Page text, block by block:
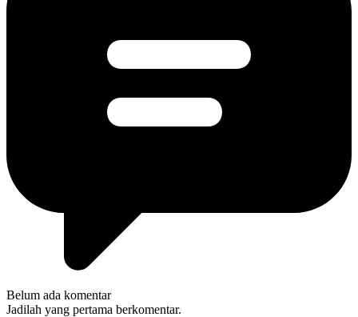
Belum ada komentar
Jadilah yang pertama berkomentar.